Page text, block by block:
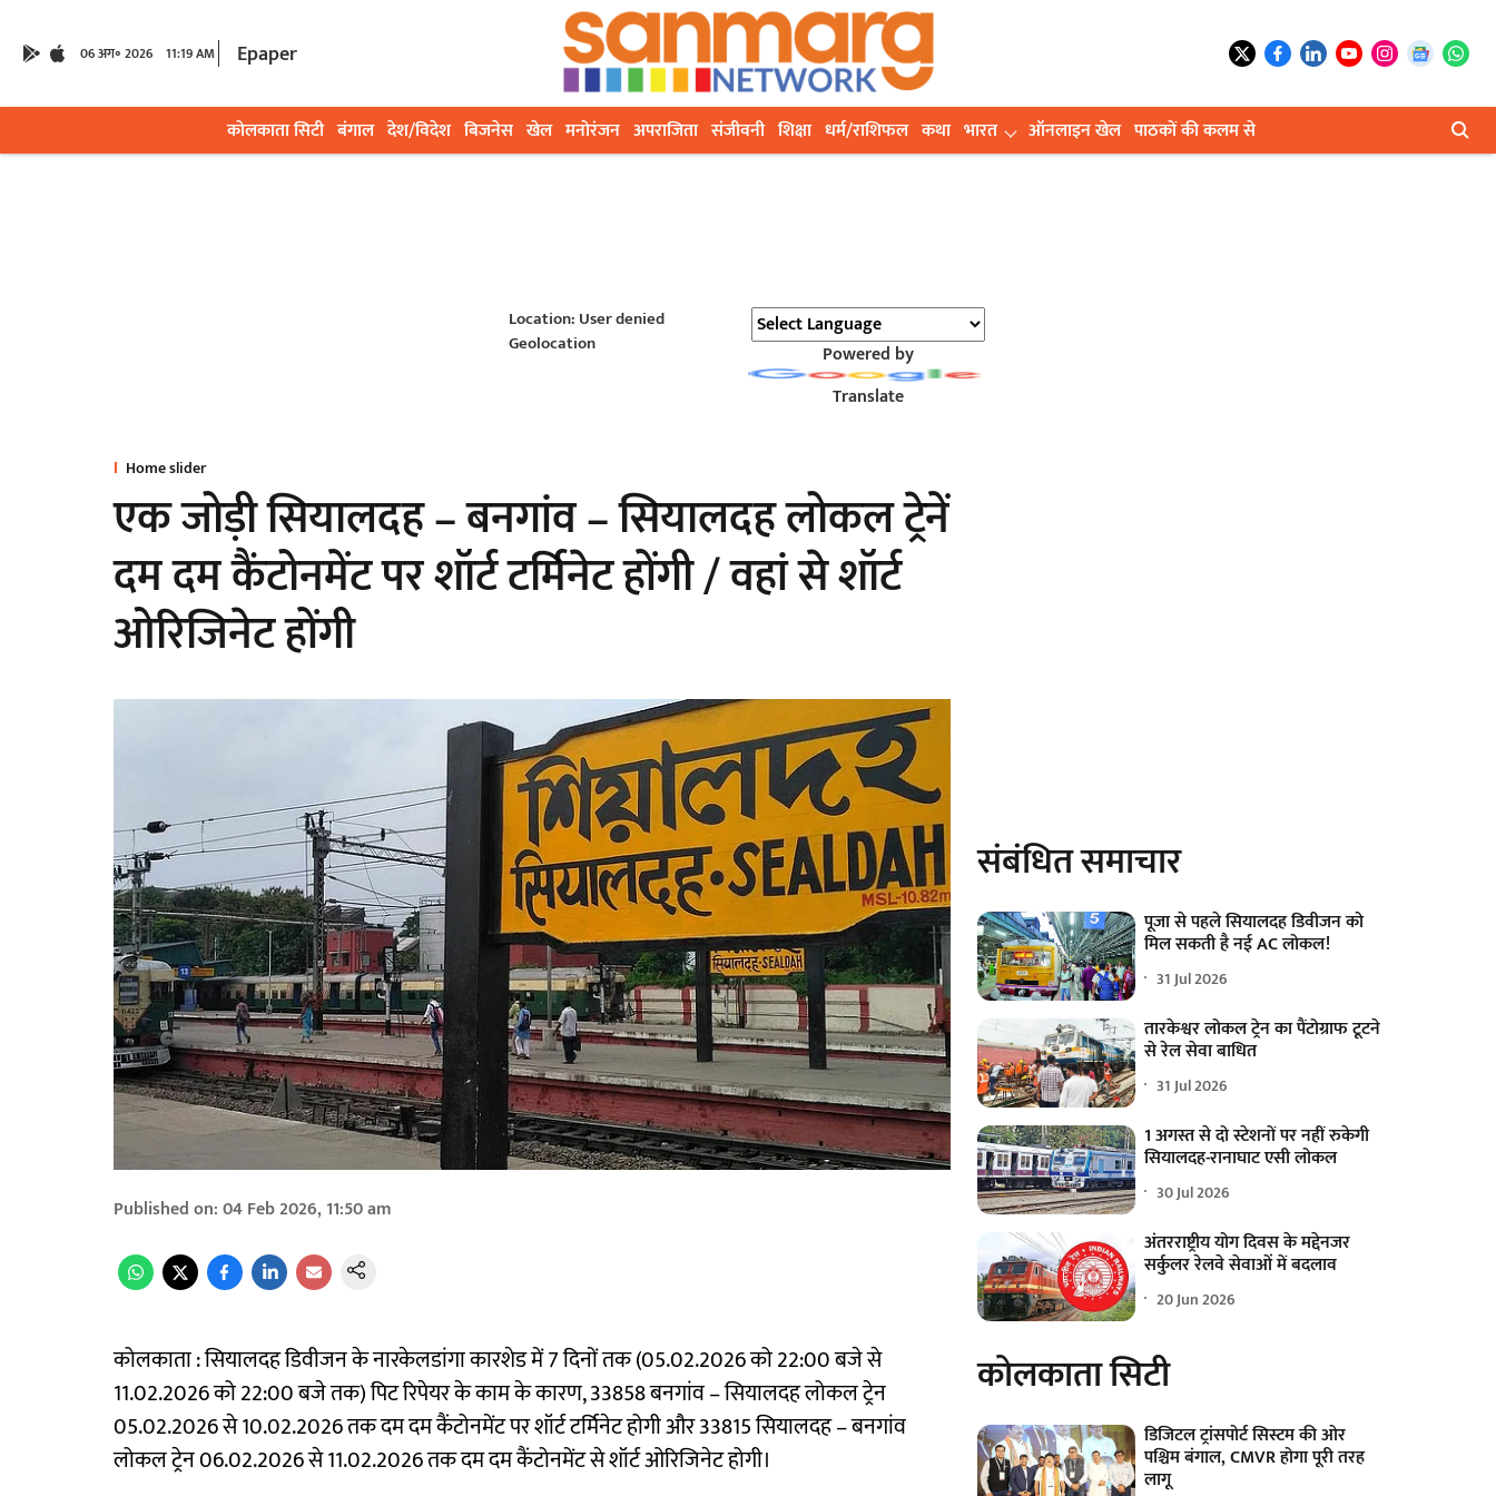
06 अग॰ 2026 11:19 AM Epaper
कोलकाता सिटी बंगाल देश/विदेश बिजनेस खेल मनोरंजन अपराजिता संजीवनी शिक्षा धर्म/राशिफल कथा भारत ऑनलाइन खेल पाठकों की कलम से
Location: User denied
Geolocation
Powered by
Translate
Home slider
एक जोड़ी सियालदह – बनगांव – सियालदह लोकल ट्रेनें
दम दम कैंटोनमेंट पर शॉर्ट टर्मिनेट होंगी / वहां से शॉर्ट
ओरिजिनेट होंगी
Published on:04 Feb 2026, 11:50 am
कोलकाता : सियालदह डिवीजन के नारकेलडांगा कारशेड में 7 दिनों तक (05.02.2026 को 22:00 बजे से
11.02.2026 को 22:00 बजे तक) पिट रिपेयर के काम के कारण, 33858 बनगांव – सियालदह लोकल ट्रेन
05.02.2026 से 10.02.2026 तक दम दम कैंटोनमेंट पर शॉर्ट टर्मिनेट होगी और 33815 सियालदह – बनगांव
लोकल ट्रेन 06.02.2026 से 11.02.2026 तक दम दम कैंटोनमेंट से शॉर्ट ओरिजिनेट होगी।
संबंधित समाचार
पूजा से पहले सियालदह डिवीजन को
मिल सकती है नई AC लोकल!
31 Jul 2026
तारकेश्वर लोकल ट्रेन का पैंटोग्राफ टूटने
से रेल सेवा बाधित
31 Jul 2026
1 अगस्त से दो स्टेशनों पर नहीं रुकेगी
सियालदह-रानाघाट एसी लोकल
30 Jul 2026
अंतरराष्ट्रीय योग दिवस के मद्देनजर
सर्कुलर रेलवे सेवाओं में बदलाव
20 Jun 2026
कोलकाता सिटी
डिजिटल ट्रांसपोर्ट सिस्टम की ओर
पश्चिम बंगाल, CMVR होगा पूरी तरह
लागू